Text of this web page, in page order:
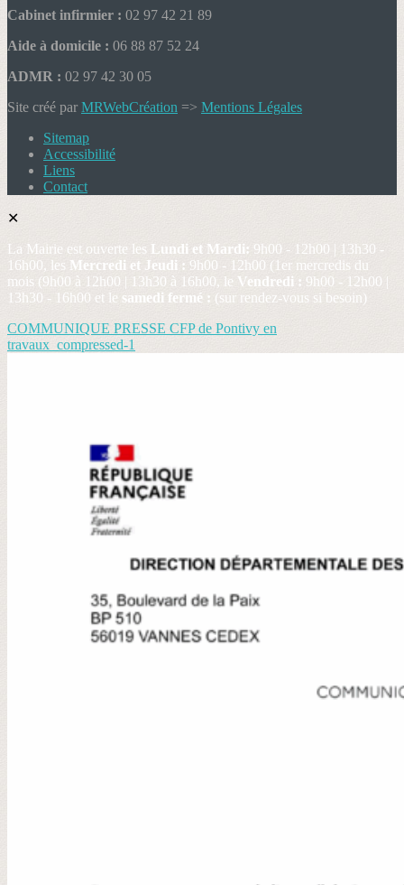
Cabinet infirmier : 02 97 42 21 89
Aide à domicile : 06 88 87 52 24
ADMR : 02 97 42 30 05
Site créé par MRWebCréation => Mentions Légales
Sitemap
Accessibilité
Liens
Contact
✕
La Mairie est ouverte les Lundi et Mardi: 9h00 - 12h00 | 13h30 -
16h00, les Mercredi et Jeudi : 9h00 - 12h00 (1er mercredis du
mois (9h00 à 12h00 | 13h30 à 16h00, le Vendredi : 9h00 - 12h00 |
13h30 - 16h00 et le samedi fermé : (sur rendez-vous si besoin)
COMMUNIQUE PRESSE CFP de Pontivy en
travaux_compressed-1